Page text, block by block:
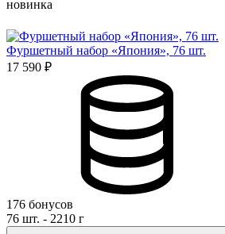
новинка
Фуршетный набор «Япония», 76 шт.
17 590 ₽
176 бонусов
76 шт. - 2210 г